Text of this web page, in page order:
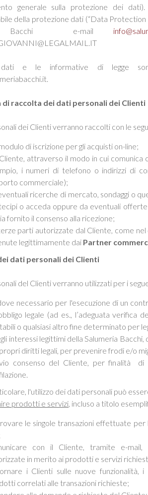
generale sulla protezione dei
della protezione dati (“Data Protection
Bacchi e-mail
e le informative di legge
raccolta dei dati personali dei Clienti
dei Clienti verranno raccolti con le
di iscrizione per gli acquisti on-line;
attraverso il modo in cui comunica
i numeri di telefono o indirizzi di
commerciale);
ricerche di mercato, sondaggi o
o acceda oppure da eventuali
fornito il consenso alla ricezione;
parti autorizzate dal Cliente, come
legittimamente dai Partner
dati personali dei Clienti
del Clienti verranno utilizzati per i
necessario per l'esecuzione di un
legale (ad es., l’adeguata verifica
o qualsiasi altro fine determinato per
interessi legittimi della Salumeria Bacchi,
diritti legali, per prevenire frodi e/o
consenso del Cliente, per finalità di
l'utilizzo dei dati personali può
prodotti e servizi , incluso a titolo
le singole transazioni effettuate
con il Cliente, tramite e-
in merito ai prodotti e servizi
i Clienti sulle nuove funzionalità,
correlati alle transazioni richieste;